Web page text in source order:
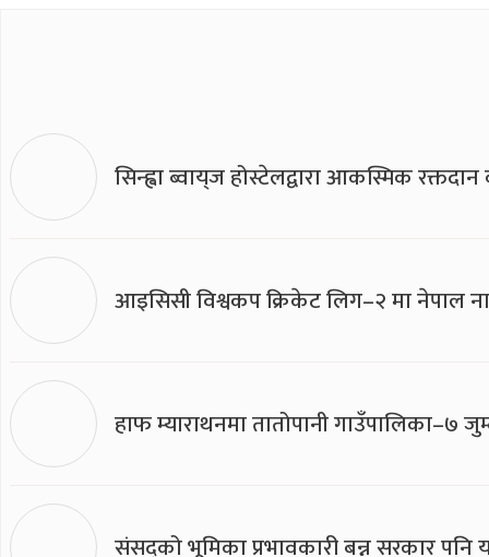
सिन्ह्वा ब्वाय्‌ज होस्टेलद्वारा आकस्मिक
आइसिसी विश्वकप क्रिकेट लिग–२ मा नेपाल
हाफ म्याराथनमा तातोपानी गाउँपालिका–७
संसद्को भूमिका प्रभावकारी बन्न सरकार पनि